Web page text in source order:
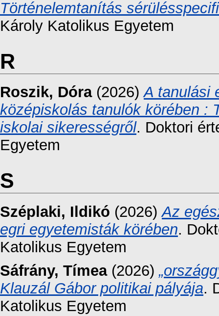
Történelemtanítás
Károly Katolikus Egyetem
R
Roszik, Dóra(2026)A tanulási
középiskolás tanulók körében :
iskolai sikerességről. Doktori
Egyetem
S
Széplaki, Ildikó (2026)Az
egri egyetemisták körében.
Katolikus Egyetem
Sáfrány, Tímea(2026)
Klauzál Gábor politikai pályája.
Katolikus Egyetem